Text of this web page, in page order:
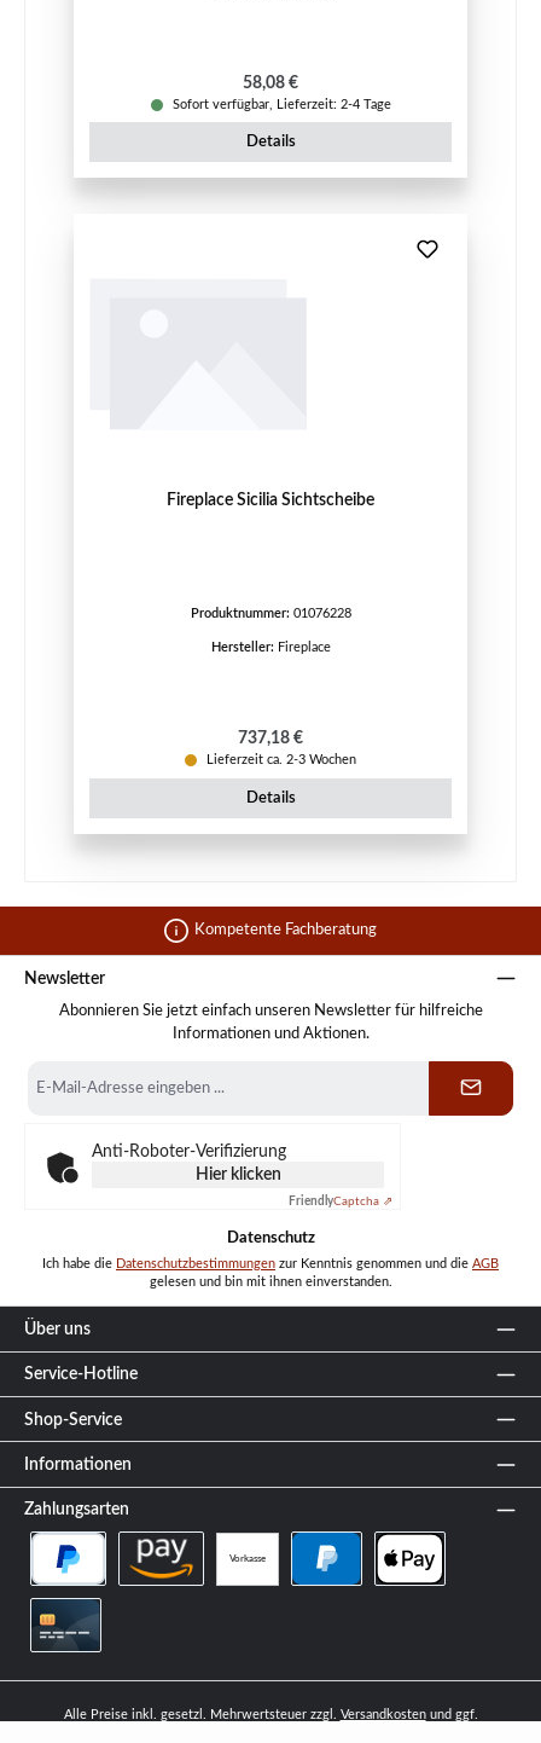
Regulärer Preis:
58,08 €
Sofort verfügbar, Lieferzeit: 2-4 Tage
Details
Fireplace Sicilia Sichtscheibe
Produktnummer: 01076228
Hersteller: Fireplace
Regulärer Preis:
737,18 €
Lieferzeit ca. 2-3 Wochen
Details
Kompetente Fachberatung
Newsletter
Abonnieren Sie jetzt einfach unseren Newsletter für hilfreiche
Informationen und Aktionen.
Mail-
Anti-Roboter-Verifizierung
Hier klicken
FriendlyCaptcha ⇗
Datenschutz
Ich habe die Datenschutzbestimmungen zur Kenntnis genommen und die AGB
gelesen und bin mit ihnen einverstanden.
Über uns
Service-Hotline
Shop-Service
Informationen
Zahlungsarten
Vorkasse
PayPal Später Bezahlen
Alle Preise inkl. gesetzl. Mehrwertsteuer zzgl. Versandkostenund ggf.